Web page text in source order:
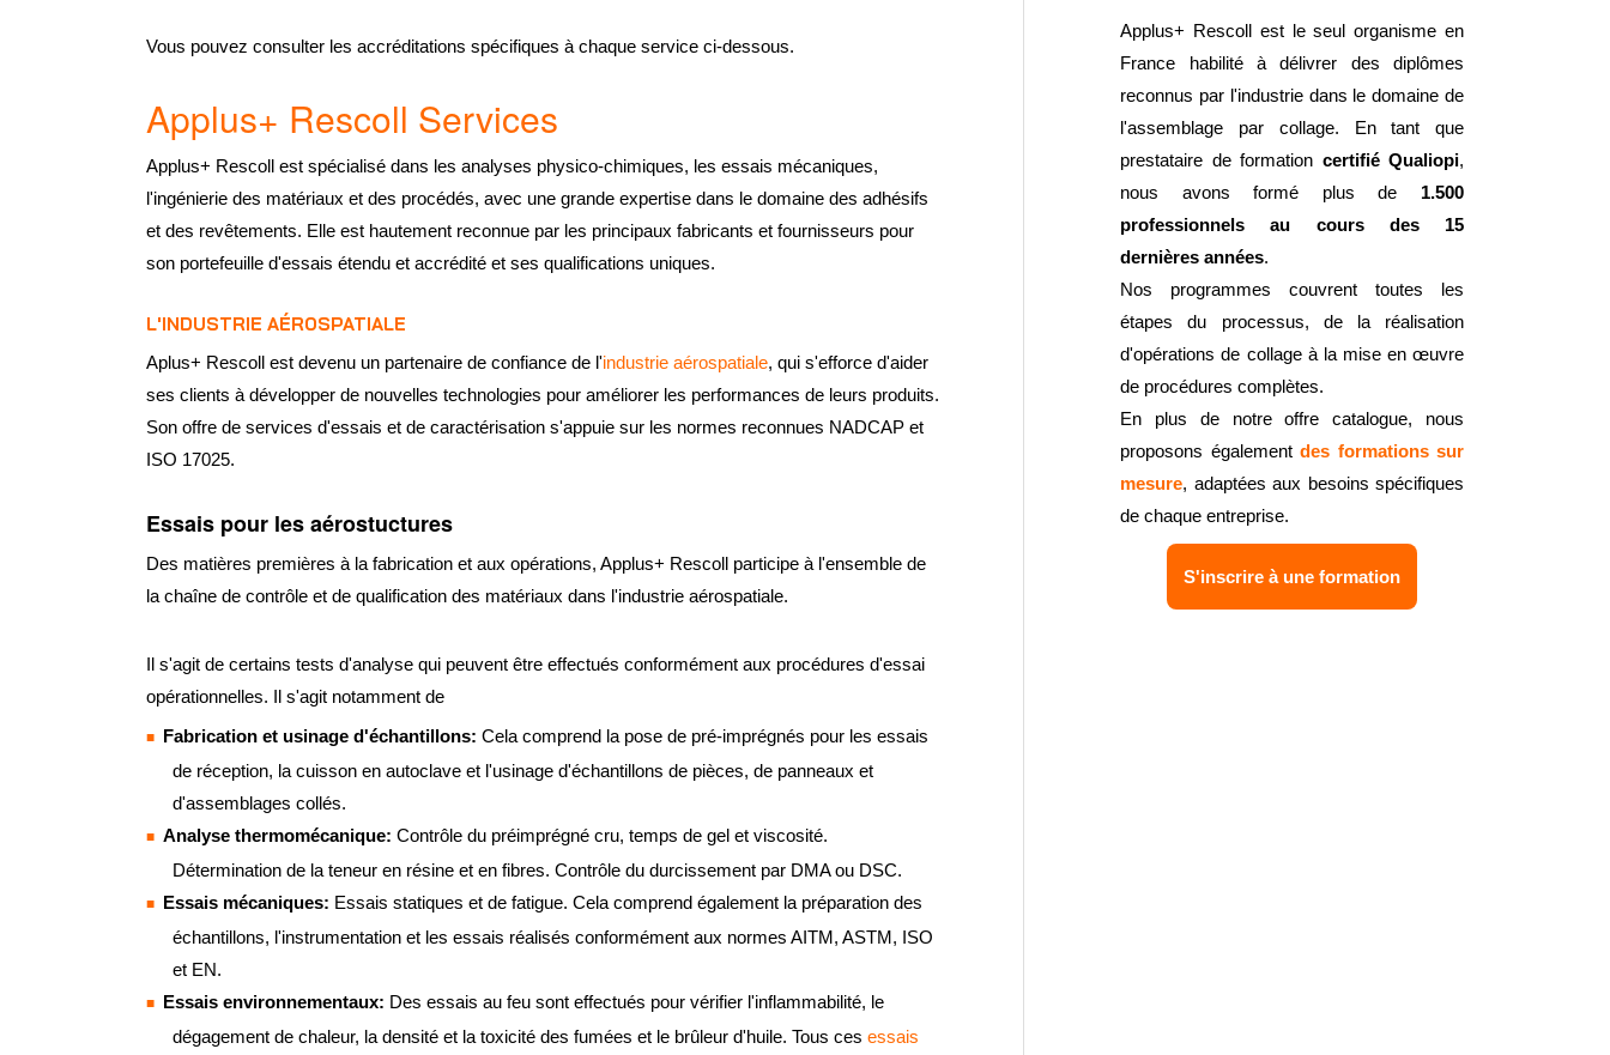
Vous pouvez consulter les accréditations spécifiques à chaque service ci-dessous.
Applus+ Rescoll Services
Applus+ Rescoll est spécialisé dans les analyses physico-chimiques, les essais mécaniques,
l'ingénierie des matériaux et des procédés, avec une grande expertise dans le domaine des adhésifs
et des revêtements. Elle est hautement reconnue par les principaux fabricants et fournisseurs pour
son portefeuille d'essais étendu et accrédité et ses qualifications uniques.
L'INDUSTRIE AÉROSPATIALE
Aplus+ Rescoll est devenu un partenaire de confiance de l'industrie aérospatiale, qui s'efforce d'aider
ses clients à développer de nouvelles technologies pour améliorer les performances de leurs produits.
Son offre de services d'essais et de caractérisation s'appuie sur les normes reconnues NADCAP et
ISO 17025.
Essais pour les aérostuctures
Des matières premières à la fabrication et aux opérations, Applus+ Rescoll participe à l'ensemble de
la chaîne de contrôle et de qualification des matériaux dans l'industrie aérospatiale.
Il s'agit de certains tests d'analyse qui peuvent être effectués conformément aux procédures d'essai
opérationnelles. Il s'agit notamment de
Fabrication et usinage d'échantillons: Cela comprend la pose de pré-imprégnés pour les essais
de réception, la cuisson en autoclave et l'usinage d'échantillons de pièces, de panneaux et
d'assemblages collés.
Analyse thermomécanique: Contrôle du préimprégné cru, temps de gel et viscosité.
Détermination de la teneur en résine et en fibres. Contrôle du durcissement par DMA ou DSC.
Essais mécaniques: Essais statiques et de fatigue. Cela comprend également la préparation des
échantillons, l'instrumentation et les essais réalisés conformément aux normes AITM, ASTM, ISO
et EN.
Essais environnementaux: Des essais au feu sont effectués pour vérifier l'inflammabilité, le
dégagement de chaleur, la densité et la toxicité des fumées et le brûleur d'huile. Tous ces essais
Applus+ Rescoll est le seul organisme en
France habilité à délivrer des diplômes
reconnus par l'industrie dans le domaine de
l'assemblage par collage. En tant que
prestataire de formation certifié Qualiopi,
nous avons formé plus de 1.500
professionnels au cours des 15
dernières années.
Nos programmes couvrent toutes les
étapes du processus, de la réalisation
d'opérations de collage à la mise en œuvre
de procédures complètes.
En plus de notre offre catalogue, nous
proposons égalementdes formations sur
mesure, adaptées aux besoins spécifiques
de chaque entreprise.
S'inscrire à une formation